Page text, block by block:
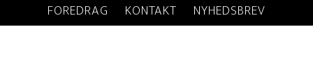
FOREDRAG
KONTAKT NYHEDSBREV